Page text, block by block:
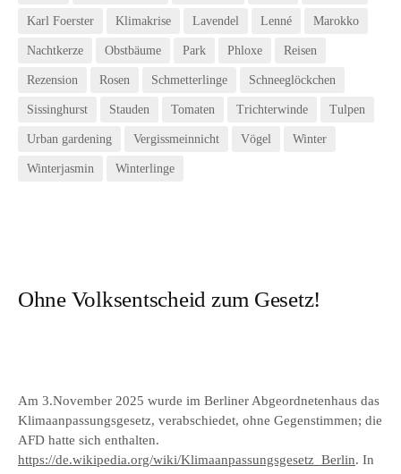
Karl Foerster Klimakrise Lavendel Lenné Marokko
Nachtkerze Obstbäume Park Phloxe Reisen
Rezension Rosen Schmetterlinge Schneeglöckchen
Sissinghurst Stauden Tomaten Trichterwinde Tulpen
Urban gardening Vergissmeinnicht Vögel Winter
Winterjasmin Winterlinge
Ohne Volksentscheid zum Gesetz!
Am 3.November 2025 wurde im Berliner Abgeordnetenhaus das
Klimaanpassungsgesetz, verabschiedet, ohne Gegenstimmen; die
AFD hatte sich enthalten.
https://de.wikipedia.org/wiki/Klimaanpassungsgesetz_Berlin. In